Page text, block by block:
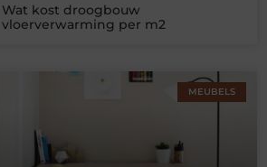
Wat kost droogbouw
vloerverwarming per m2
MEUBELS